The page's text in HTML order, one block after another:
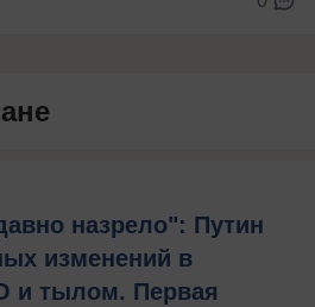
назрело": Путин
изменений в
и тылом. Первая